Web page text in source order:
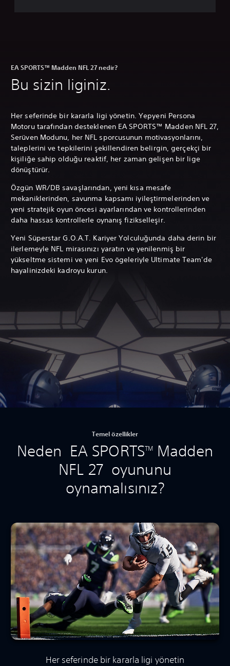
EA SPORTS™ Madden NFL 27 nedir?
Bu sizin liginiz.
Her seferinde bir kararla ligi yönetin. Yepyeni Persona
Motoru tarafından desteklenen EA SPORTS™ Madden NFL 27,
Serüven Modunu, her NFL sporcusunun motivasyonlarını,
taleplerini ve tepkilerini şekillendiren belirgin, gerçekçi bir
kişiliğe sahip olduğu reaktif, her zaman gelişen bir lige
dönüştürür.
Özgün WR/DB savaşlarından, yeni kısa mesafe
mekaniklerinden, savunma kapsamı iyileştirmelerinden ve
yeni stratejik oyun öncesi ayarlarından ve kontrollerinden
daha hassas kontrollerle oynanış fizikselleşir.
Yeni Süperstar G.O.A.T. Kariyer Yolculuğunda daha derin bir
ilerlemeyle NFL mirasınızı yaratın ve yenilenmiş bir
yükseltme sistemi ve yeni Evo ögeleriyle Ultimate Team'de
hayalinizdeki kadroyu kurun.
Temel özellikler
Neden EA SPORTSTM Madden
NFL 27 oyununu
oynamalısınız?
Her seferinde bir kararla ligi yönetin